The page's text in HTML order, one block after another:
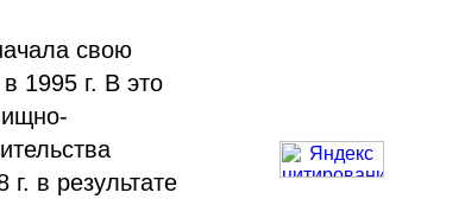
свою
1995 г. В это
в результате